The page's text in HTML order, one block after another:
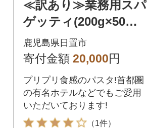
≪訳あり≫業務用スパ
ゲッティ(200g×50
食・計10kg)首都圏の
有名ホテル・レスト
鹿児島県日置市
寄付金額 20,000円
プリプリ食感のパスタ!首都圏
の有名ホテルなどでもご愛用
いただいております!
（1件）